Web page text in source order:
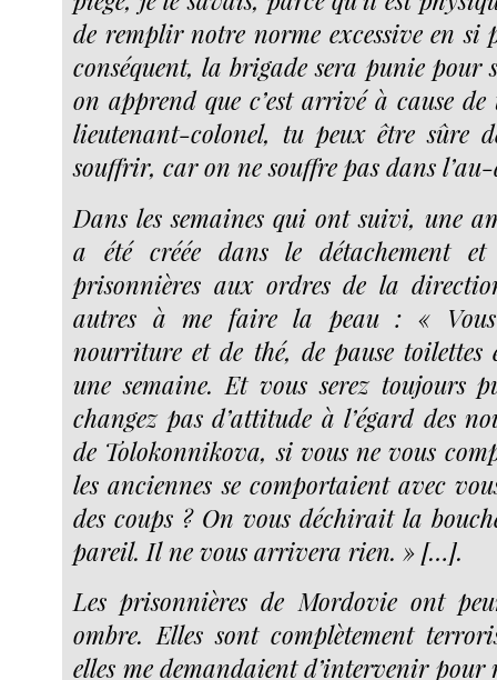
de remplir notre norme excessive en si
conséquent, la brigade sera punie pour
on apprend que c’est arrivé à cause
lieutenant-colonel, tu peux être sûre
souffrir, car on ne souffre pas dans
Dans les semaines qui ont suivi, une
a été créée dans le détachement et
prisonnières aux ordres de la
autres à me faire la peau : « Vous
nourriture et de thé, de pause toilettes
une semaine. Et vous serez toujours
changez pas d’attitude à l’égard des
de Tolokonnikova, si vous ne vous
les anciennes se comportaient avec
des coups ? On vous déchirait la
pareil. Il ne vous arrivera rien. » […].
Les prisonnières de Mordovie ont
ombre. Elles sont complètement
elles me demandaient d’intervenir